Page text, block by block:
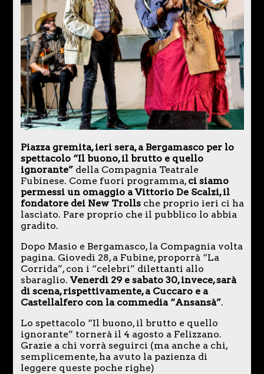
Piazza gremita, ieri sera, a Bergamasco per lo
spettacolo “Il buono, il brutto e quello
ignorante”della Compagnia Teatrale
Fubinese. Come fuori programma,ci siamo
permessi un omaggio a Vittorio De Scalzi, il
fondatore dei New Trollsche proprio ieri ci ha
lasciato. Pare proprio che il pubblico lo abbia
gradito.
Dopo Masio e Bergamasco, la Compagnia volta
pagina. Giovedì 28, a Fubine, proporrà “La
Corrida”, con i “celebri” dilettanti allo
sbaraglio. Venerdì 29 e sabato 30, invece, sarà
di scena, rispettivamente, a Cuccaro e a
Castellalfero con la commedia “Ansansà”.
Lo spettacolo “Il buono, il brutto e quello
ignorante” tornerà il 4 agosto a Felizzano.
Grazie a chi vorrà seguirci (ma anche a chi,
semplicemente, ha avuto la pazienza di
leggere queste poche righe)